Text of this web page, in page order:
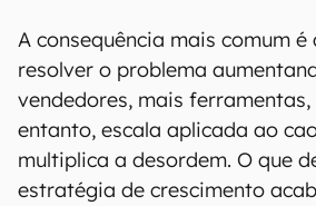
A consequência mais comum
resolver o problema
vendedores, mais
entanto, escala aplicada ao
multiplica a desordem. O que
estratégia de crescimento